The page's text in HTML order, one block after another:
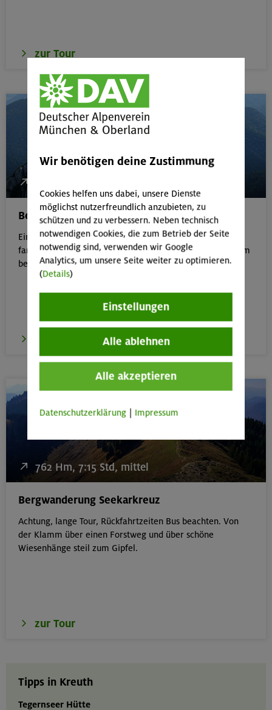
zur Tour
Bergwanderung Roß- und Buchstein
Eine lohnende Einkehr in exponierter Lage sowie
fantastische 360°-Panoramen machen diese Tour zu einem
besonderen Bergerlebnis.
762 Hm, 7:15 Std, mittel
Bergwanderung Seekarkreuz
Achtung, lange Tour, Rückfahrtzeiten Bus beachten. Von
der Klamm über einen Forstweg und über schöne
Wiesenhänge steil zum Gipfel.
zur Tour
Tipps in Kreuth
Tegernseer Hütte
Wir benötigen deine Zustimmung
Cookies helfen uns dabei, unsere Dienste
möglichst nutzerfreundlich anzubieten, zu
schützen und zu verbessern. Neben technisch
notwendigen Cookies, die zum Betrieb der Seite
notwendig sind, verwenden wir Google
Analytics, um unsere Seite weiter zu optimieren.
(Details)
Einstellungen
Alle ablehnen
Alle akzeptieren
Datenschutzerklärung Impressum